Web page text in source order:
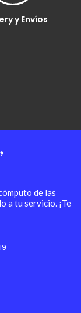
y Envíos
de las
a tu servicio. ¡Te